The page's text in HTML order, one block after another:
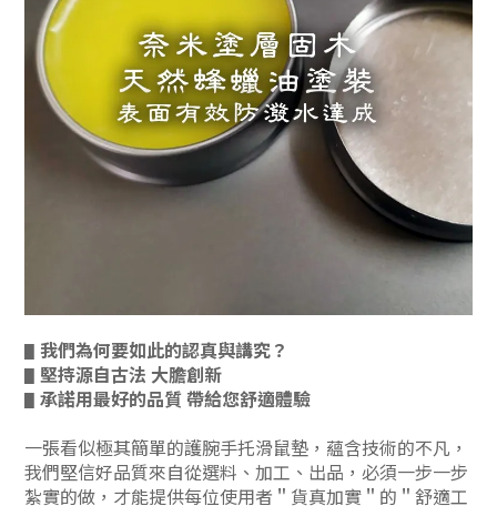
▋ 我們為何要如此的認真與講究？
▋ 堅持源自古法 大膽創新
▋ 承諾用最好的品質 帶給您舒適體驗
一張看似極其簡單的護腕手托滑鼠墊，蘊含技術的不凡，
我們堅信好品質來自從選料、加工、出品，必須一步一步
紮實的做，才能提供每位使用者＂貨真加實＂的＂舒適工
BUY NOW